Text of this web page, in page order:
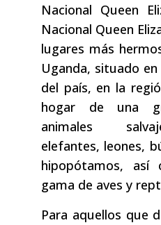
Nacional Queen
Nacional Queen
lugares más
Uganda, situado
del país, en la
hogar de una
animales
elefantes, leones,
hipopótamos, así
gama de aves y
Para aquellos que